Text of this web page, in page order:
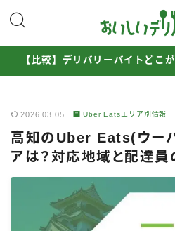
MENU
Uber Eats配達員ガイド
出前館配達員ガイド
ロケットナウ配達員ガイド
配達員272人アンケート調査
【比較】デリバリーバイトどこ
2026.03.05 Uber Eatsエリア別情報
高知のUber Eats(ウー
アは？対応地域と配達